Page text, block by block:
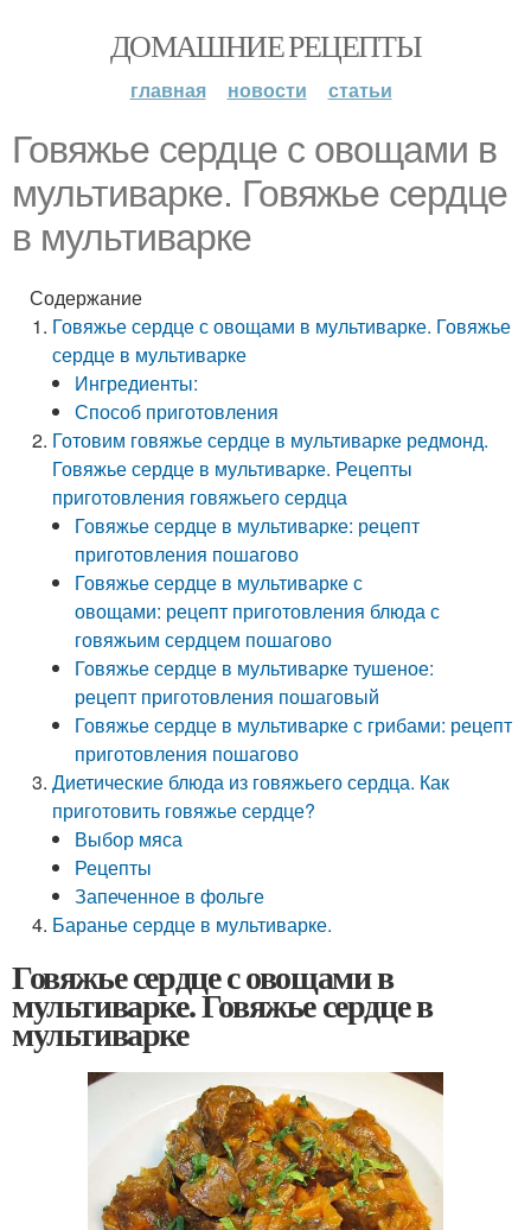
ДОМАШНИЕ РЕЦЕПТЫ
главная новости статьи
Говяжье сердце с овощами в
мультиварке. Говяжье сердце
в мультиварке
Содержание
Говяжье сердце с овощами в мультиварке. Говяжье
сердце в мультиварке
Ингредиенты:
Способ приготовления
Готовим говяжье сердце в мультиварке редмонд.
Говяжье сердце в мультиварке. Рецепты
приготовления говяжьего сердца
Говяжье сердце в мультиварке: рецепт
приготовления пошагово
Говяжье сердце в мультиварке с
овощами: рецепт приготовления блюда с
говяжьим сердцем пошагово
Говяжье сердце в мультиварке тушеное:
рецепт приготовления пошаговый
Говяжье сердце в мультиварке с грибами: рецепт
приготовления пошагово
Диетические блюда из говяжьего сердца. Как
приготовить говяжье сердце?
Выбор мяса
Рецепты
Запеченное в фольге
Баранье сердце в мультиварке.
Говяжье сердце с овощами в
мультиварке. Говяжье сердце в
мультиварке